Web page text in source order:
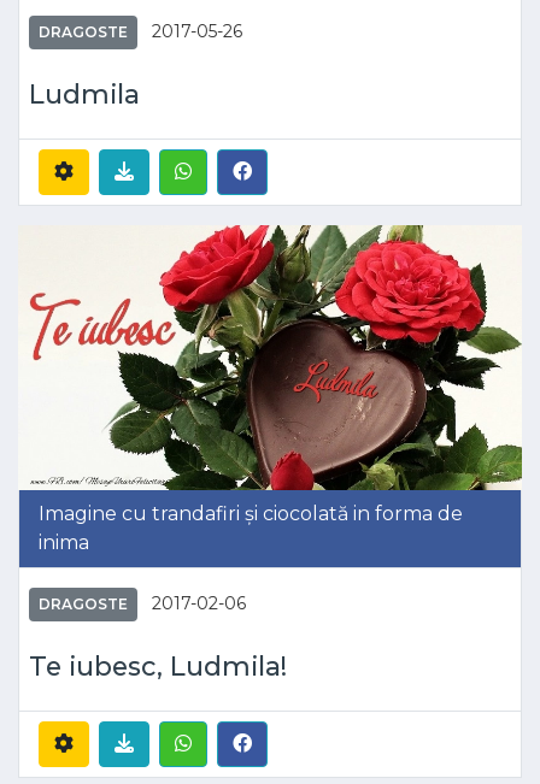
DRAGOSTE 2017-05-26
Ludmila
Imagine cu trandafiri și ciocolată in forma de
inima
DRAGOSTE 2017-02-06
Te iubesc, Ludmila!